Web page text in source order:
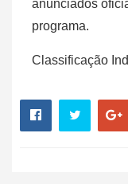
anunciados
programa.
Classificação